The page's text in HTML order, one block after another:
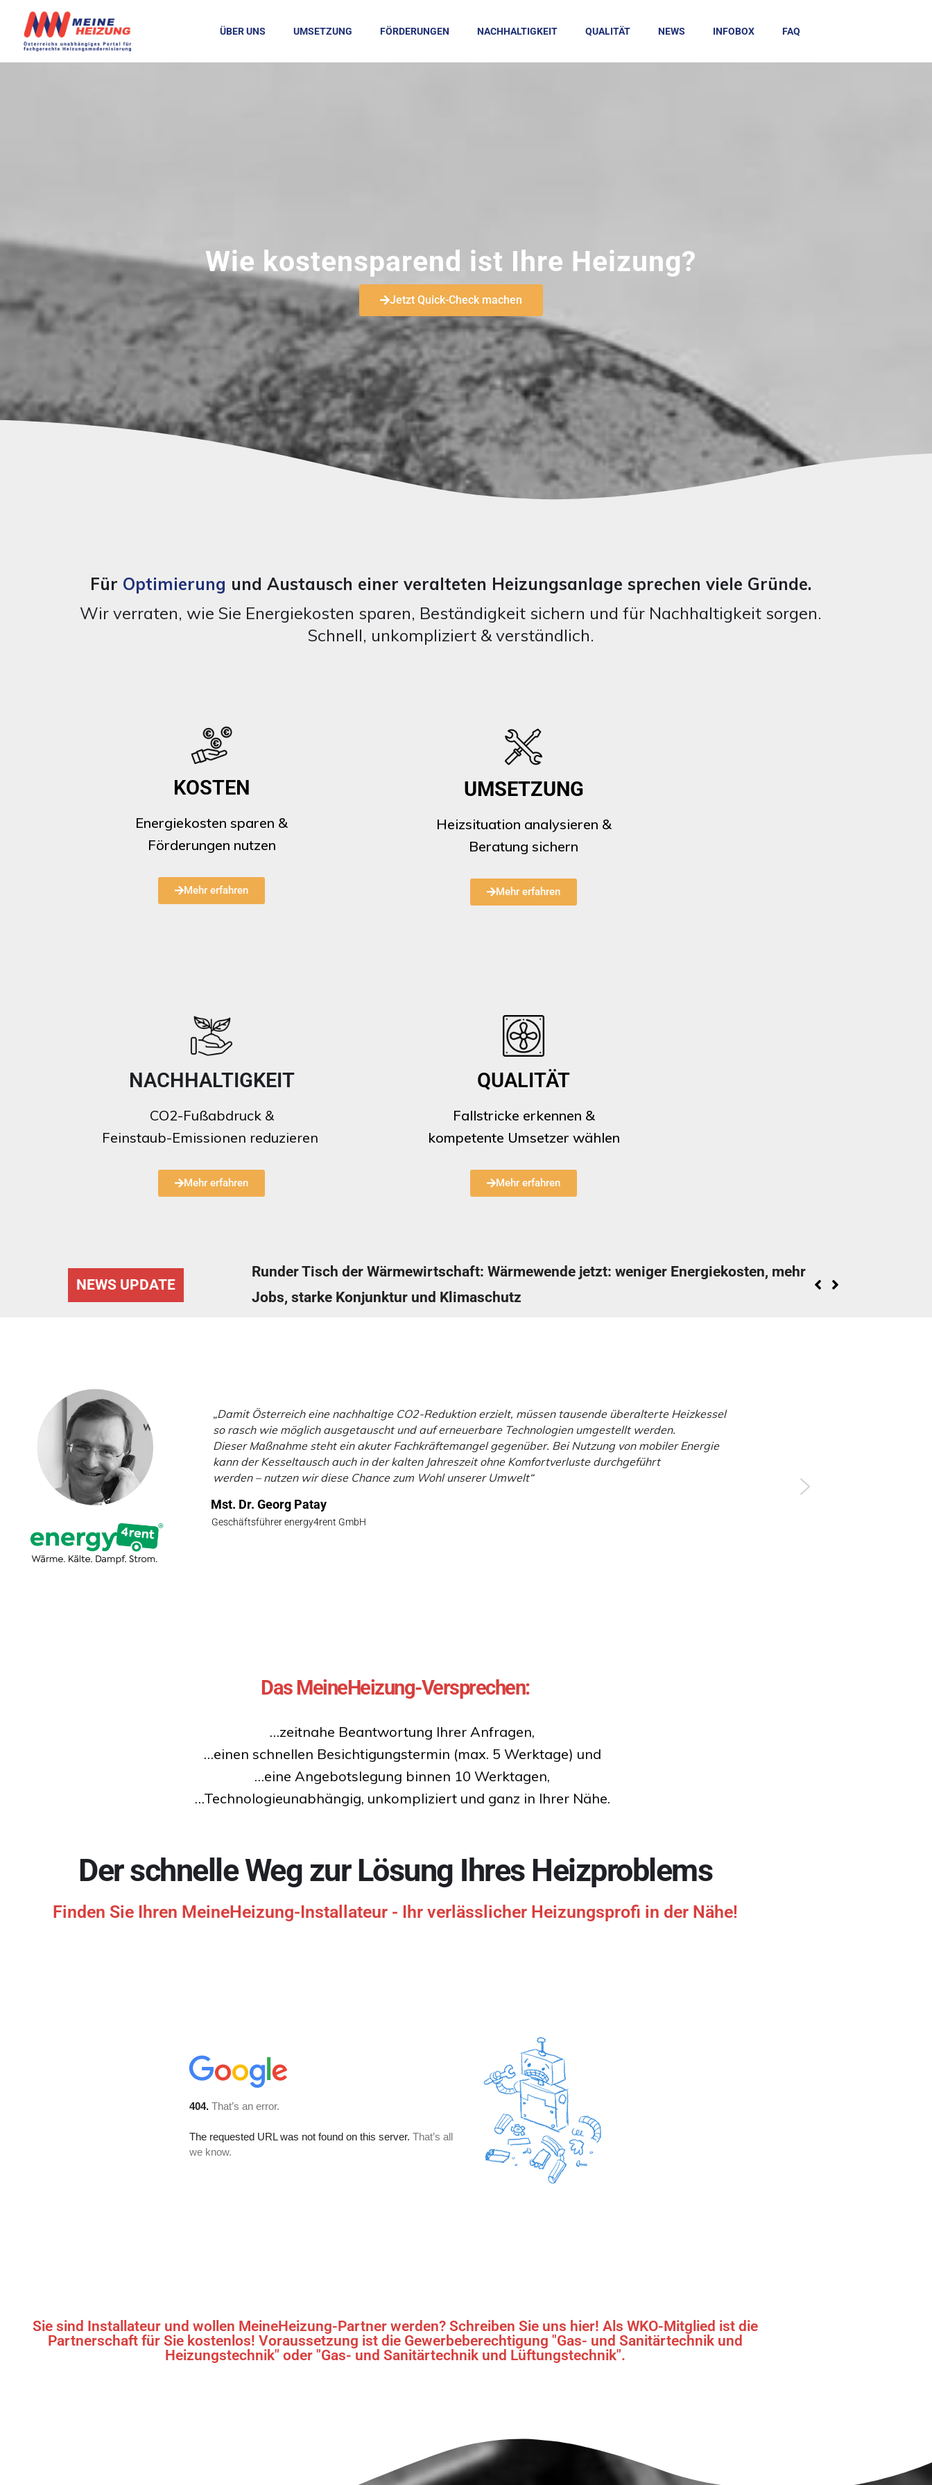
ÜBER UNS UMSETZUNG FÖRDERUNGEN NACHHALTIGKEIT QUALITÄT NEWS INFOBOX FAQ
Wie kostensparend ist Ihre Heizung?
Jetzt Quick-Check machen
Für Optimierung und Austausch einer veralteten Heizungsanlage sprechen viele Gründe.
Wir verraten, wie Sie Energiekosten sparen, Beständigkeit sichern und für Nachhaltigkeit sorgen.
Schnell, unkompliziert & verständlich.
KOSTEN
Energiekosten sparen &
Förderungen nutzen
Mehr erfahren
UMSETZUNG
Heizsituation analysieren &
Beratung sichern
Mehr erfahren
NACHHALTIGKEIT
CO2-Fußabdruck &
Feinstaub-Emissionen reduzieren
Mehr erfahren
QUALITÄT
Fallstricke erkennen &
kompetente Umsetzer wählen
Mehr erfahren
NEWS UPDATE
Runder Tisch der Wärmewirtschaft: Wärmewende jetzt: weniger Energiekosten, mehr
Jobs, starke Konjunktur und Klimaschutz
Generationenwechsel und klare Forderungen an die Politik bei Generalversammlung des
Zukunftsforums SHL
Mst. Dr. Georg Patay
Geschäftsführer energy4rent GmbH
„Damit Österreich eine nachhaltige CO2-Reduktion erzielt, müssen tausende überalterte Heizkessel
so rasch wie möglich ausgetauscht und auf erneuerbare Technologien umgestellt werden.
Dieser Maßnahme steht ein akuter Fachkräftemangel gegenüber. Bei Nutzung von mobiler Energie
kann der Kesseltausch auch in der kalten Jahreszeit ohne Komfortverluste durchgeführt
werden – nutzen wir diese Chance zum Wohl unserer Umwelt“
Das MeineHeizung-Versprechen:
…zeitnahe Beantwortung Ihrer Anfragen,
…einen schnellen Besichtigungstermin (max. 5 Werktage) und
…eine Angebotslegung binnen 10 Werktagen,
…Technologieunabhängig, unkompliziert und ganz in Ihrer Nähe.
Der schnelle Weg zur Lösung Ihres Heizproblems
Finden Sie Ihren MeineHeizung-Installateur - Ihr verlässlicher Heizungsprofi in der Nähe!
Sie sind Installateur und wollen MeineHeizung-Partner werden? Schreiben Sie uns hier! Als WKO-Mitglied ist die
Partnerschaft für Sie kostenlos! Voraussetzung ist die Gewerbeberechtigung "Gas- und Sanitärtechnik und
Heizungstechnik" oder "Gas- und Sanitärtechnik und Lüftungstechnik".